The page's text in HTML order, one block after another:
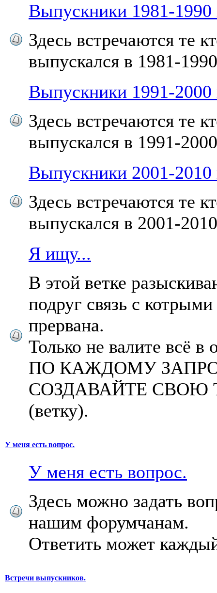
Выпускники 1981-1990
Здесь встречаются те
выпускался в 1981-
Выпускники 1991-2000
Здесь встречаются те
выпускался в 1991-
Выпускники 2001-2010
Здесь встречаются те
выпускался в 2001-
Я ищу...
В этой ветке
подруг связь с
прервана.
Только не валите всё в
ПО КАЖДОМУ
СОЗДАВАЙТЕ СВОЮ
(ветку).
У меня есть вопрос.
У меня есть вопрос.
Здесь можно задать
нашим форумчанам.
Ответить может
Встречи выпускников.